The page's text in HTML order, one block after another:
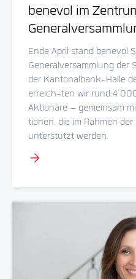
benevol im
Ende April stand benevol
Generalversammlung der
der Kantonalbank-Halle
erreich-ten wir rund
Aktionäre – gemeinsam
tionen, die im Rahmen
unterstützt werden.